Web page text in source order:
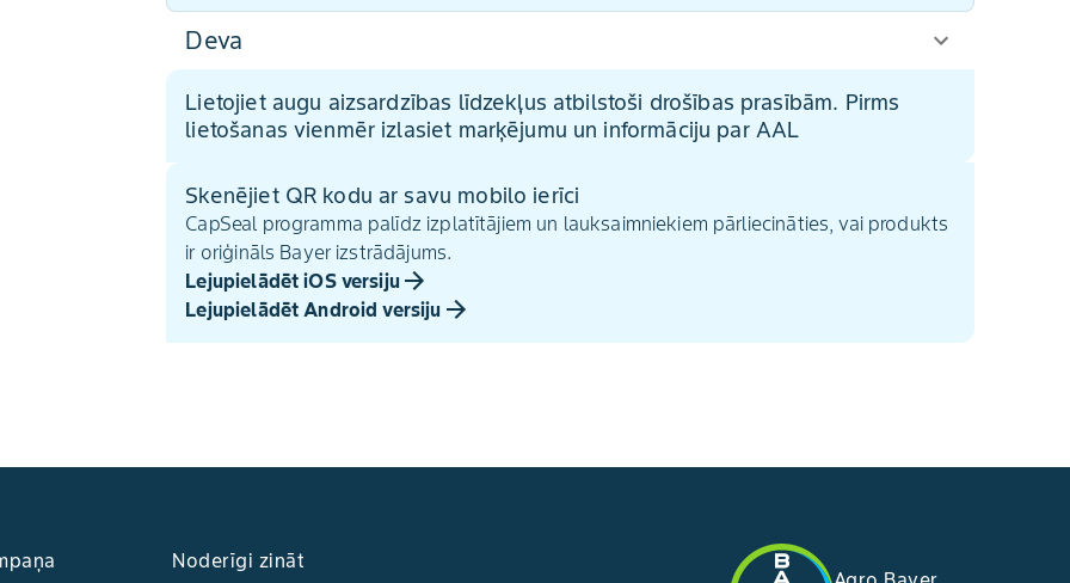
Deva
Lietojiet augu aizsardzības līdzekļus atbilstoši drošības prasībām. Pirms
lietošanas vienmēr izlasiet marķējumu un informāciju par AAL
Skenējiet QR kodu ar savu mobilo ierīci
CapSeal programma palīdz izplatītājiem un lauksaimniekiem pārliecināties, vai produkts
ir oriģināls Bayer izstrādājums.
Lejupielādēt iOS versiju
Lejupielādēt Android versiju
Noderīgi zināt